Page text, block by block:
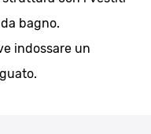
bagno.
indossare un